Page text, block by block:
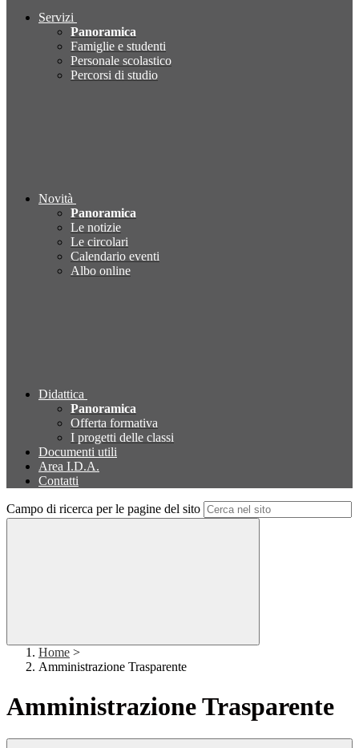
Servizi
Panoramica
Famiglie e studenti
Personale scolastico
Percorsi di studio
Novità
Panoramica
Le notizie
Le circolari
Calendario eventi
Albo online
Didattica
Panoramica
Offerta formativa
I progetti delle classi
Documenti utili
Area I.D.A.
Contatti
Campo di ricerca per le pagine del sito
Home >
Amministrazione Trasparente
Amministrazione Trasparente